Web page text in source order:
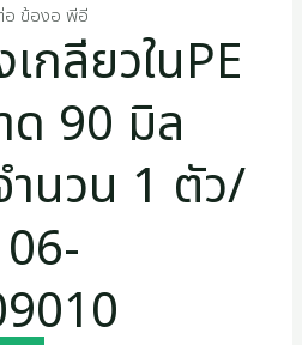
ข้องอ พีอี
กลียวในPE
90 มิล
ำนวน 1 ตัว/